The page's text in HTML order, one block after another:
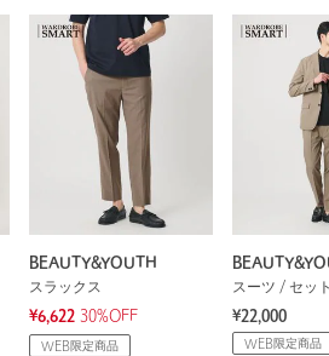
BEAUTY&YOUTH
スラックス
¥6,622 30%OFF
WEB限定商品
スーツ / セッ
¥22,000
WEB限定商品